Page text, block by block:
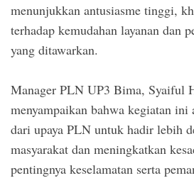
menunjukkan antusiasme tinggi,
terhadap kemudahan layanan dan
yang ditawarkan.
Manager PLN UP3 Bima, Syaiful
menyampaikan bahwa kegiatan ini
dari upaya PLN untuk hadir lebih
masyarakat dan meningkatkan
pentingnya keselamatan serta